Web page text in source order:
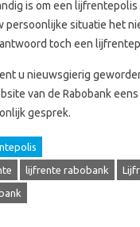
is om een
persoonlijke situatie het
toch een
u nieuwsgierig
van de Rabobank
gesprek.
lijfrente rabobank